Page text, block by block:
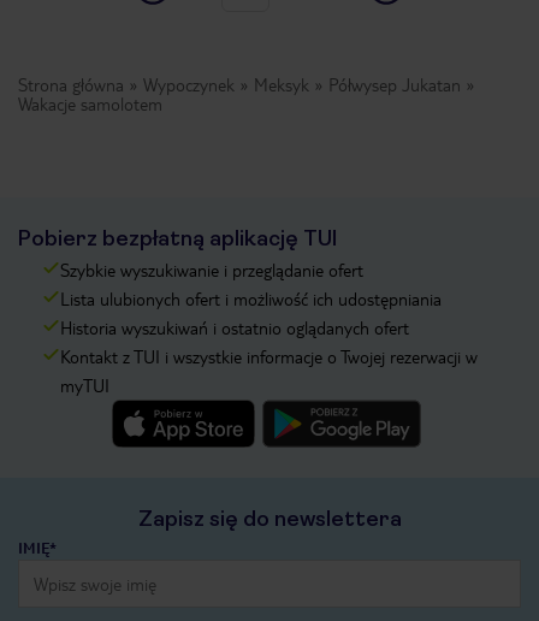
Strona główna Wypoczynek Meksyk
Półwysep Jukatan
Wakacje samolotem
Pobierz bezpłatną aplikację TUI
Szybkie wyszukiwanie i przeglądanie ofert
Lista ulubionych ofert i możliwość ich udostępniania
Historia wyszukiwań i ostatnio oglądanych ofert
Kontakt z TUI i wszystkie informacje o Twojej rezerwacji w
myTUI
Zapisz się do newslettera
IMIĘ*